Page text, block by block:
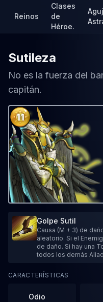
Reinos
Clases
de
Héroe.
Sutileza
No es la fuerza del
capitán.
11
Golpe Sutil
Causa (M + 3) de
aleatorio. Si el
de daño. Si hay una
todos los demás
CARACTERÍSTICAS
Odio